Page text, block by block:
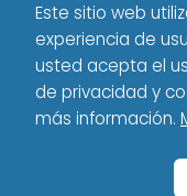
Tecnología -
Este sitio web
experiencia de
usted acepta el
de privacidad y
más información.